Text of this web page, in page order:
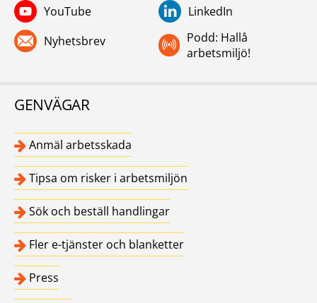
YouTube
LinkedIn
Nyhetsbrev
Podd: Hallå
arbetsmiljö!
GENVÄGAR
Anmäl arbetsskada
Tipsa om risker i arbetsmiljön
Sök och beställ handlingar
Fler e-tjänster och blanketter
Press